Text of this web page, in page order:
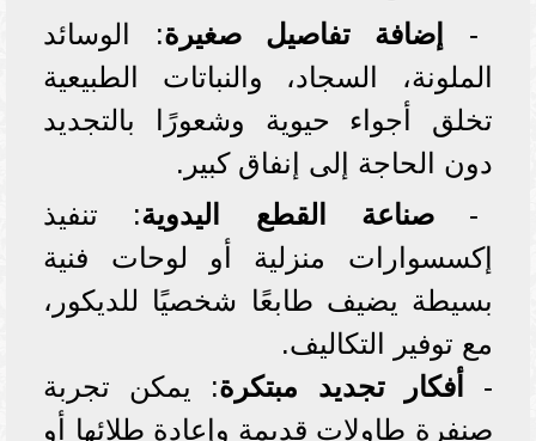
-
إضافة تفاصيل صغيرة: الوسائد
الملونة، السجاد، والنباتات الطبيعية
تخلق أجواء حيوية وشعورًا بالتجديد
دون الحاجة إلى إنفاق كبير.
-صناعة القطع اليدوية: تنفيذ
إكسسوارات منزلية أو لوحات فنية
بسيطة يضيف طابعًا شخصيًا للديكور،
مع توفير التكاليف.
-
أفكار تجديد مبتكرة: يمكن تجربة
صنفرة طاولات قديمة وإعادة طلائها أو